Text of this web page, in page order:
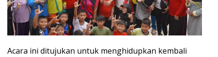
Acara ini ditujukan untuk menghidupkan kembali